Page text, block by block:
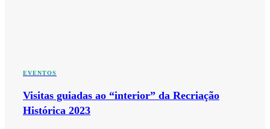
EVENTOS
Visitas guiadas ao “interior” da Recriação
Histórica 2023